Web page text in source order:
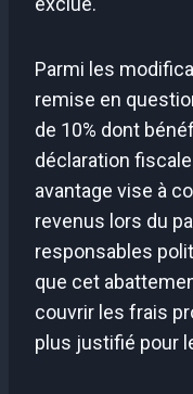
Parmi les
remise en
de 10% dont
déclaration
avantage vise à
revenus lors du
responsables
que cet
couvrir les frais
plus justifié pour